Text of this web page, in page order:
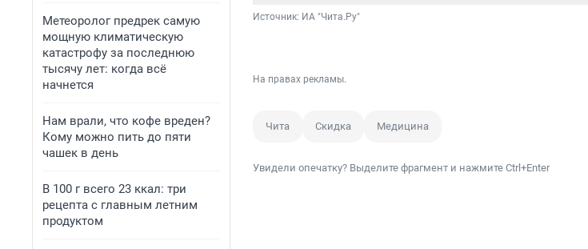
Метеоролог предрек самую
мощную климатическую
катастрофу за последнюю
тысячу лет: когда всё
начнется
Нам врали, что кофе вреден?
Кому можно пить до пяти
чашек в день
В 100 г всего 23 ккал: три
рецепта с главным летним
продуктом
Источник: ИА "Чита.Ру"
На правах рекламы.
Чита Скидка Медицина
Увидели опечатку? Выделите фрагмент и нажмите Ctrl+Enter